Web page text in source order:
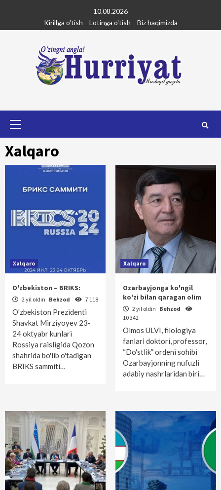
content
10.08.2026
Kirillga o'tish
Lotinga o'tish Biz haqimizda
Xalqaro
Xalqaro
O'zbekiston – BRIKS:
2 yil oldin Behzod 7 118
O'zbekiston Prezidenti
Shavkat Mirziyoyev 23-
24 oktyabr kunlari
Rossiya raisligida Qozon
shahrida bo'lib o'tadigan
BRIKS sammiti…
Xalqaro
Ozarbayjonga ko'ngil
ko'zi bilan qaragan olim
2 yil oldin Behzod
10 342
Olmos ULVI, filologiya
fanlari doktori, professor,
“Do'stlik” ordeni sohibi
Ozarbayjonning nufuzli
adabiy nashrlaridan biri…